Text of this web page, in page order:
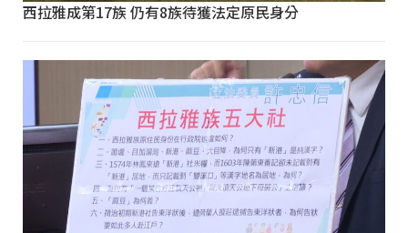
西拉雅成第17族 仍有8族待獲法定原民身分